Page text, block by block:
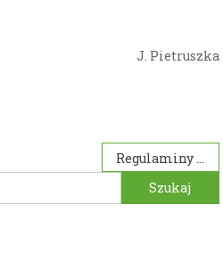
J. Pietruszka
Regulaminy konkursów przedmiotowych dla SP
Szukaj: